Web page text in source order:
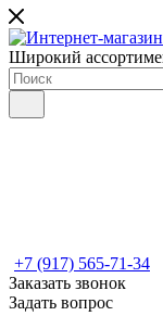
Широкий
+7 (917) 565-71-34
Заказать звонок
Задать вопрос